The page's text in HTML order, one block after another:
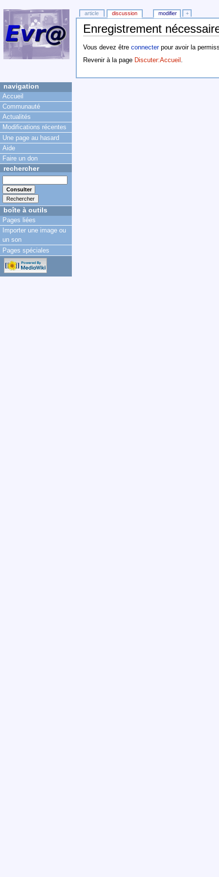
Enregistrement
Vous devez être connecterpour avoir la
Revenir à la page Discuter:Accueil
article discussion modifier +
navigation
Accueil
Communauté
Actualités
Modifications récentes
Une page au hasard
Aide
Faire un don
rechercher
boîte à outils
Pages liées
Importer une image ou
un son
Pages spéciales